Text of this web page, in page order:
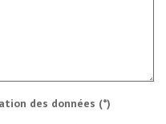
des données (*)